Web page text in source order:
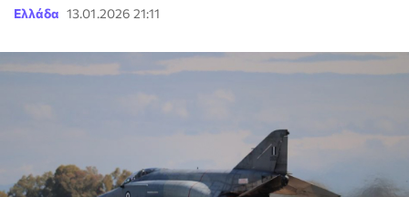
Ελλάδα 13.01.2026 21:11